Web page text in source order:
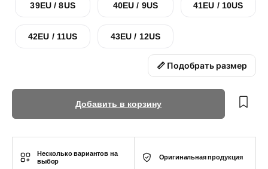
39EU / 8US 40EU / 9US 41EU / 10US
42EU / 11US 43EU / 12US
📏 Подобрать размер
Добавить в корзину
Несколько вариантов на
выбор
Оригинальная продукция